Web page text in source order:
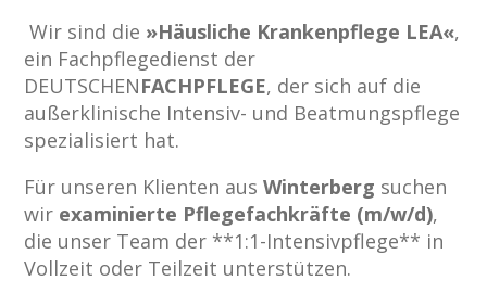
Wir sind die »Häusliche Krankenpflege LEA«,
ein Fachpflegedienst der
DEUTSCHENFACHPFLEGE, der sich auf die
außerklinische Intensiv- und Beatmungspflege
spezialisiert hat.
Für unseren Klienten ausWinterberg suchen
wir examinierte Pflegefachkräfte (m/w/d),
die unser Team der **1:1-Intensivpflege** in
Vollzeit oder Teilzeit unterstützen.